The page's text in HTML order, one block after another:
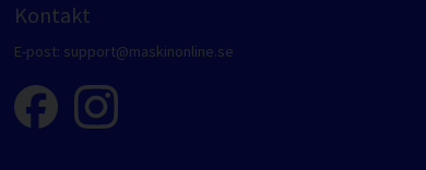
Kontakt
E-post: support@maskinonline.se